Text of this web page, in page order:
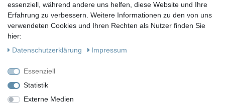
KONTAKT
Fragen?
Ruf uns an, mein Team und ich helfen Dir gerne.
oder
essenziell, während andere uns helfen, diese Website und Ihre
Erfahrung zu verbessern. Weitere Informationen zu den von uns
verwendeten Cookies und Ihren Rechten als Nutzer finden Sie
hier:
Daten­schutz­erklärung
Impressum
Essenziell
Statistik
Externe Medien